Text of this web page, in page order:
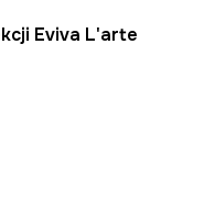
Eviva L'arte